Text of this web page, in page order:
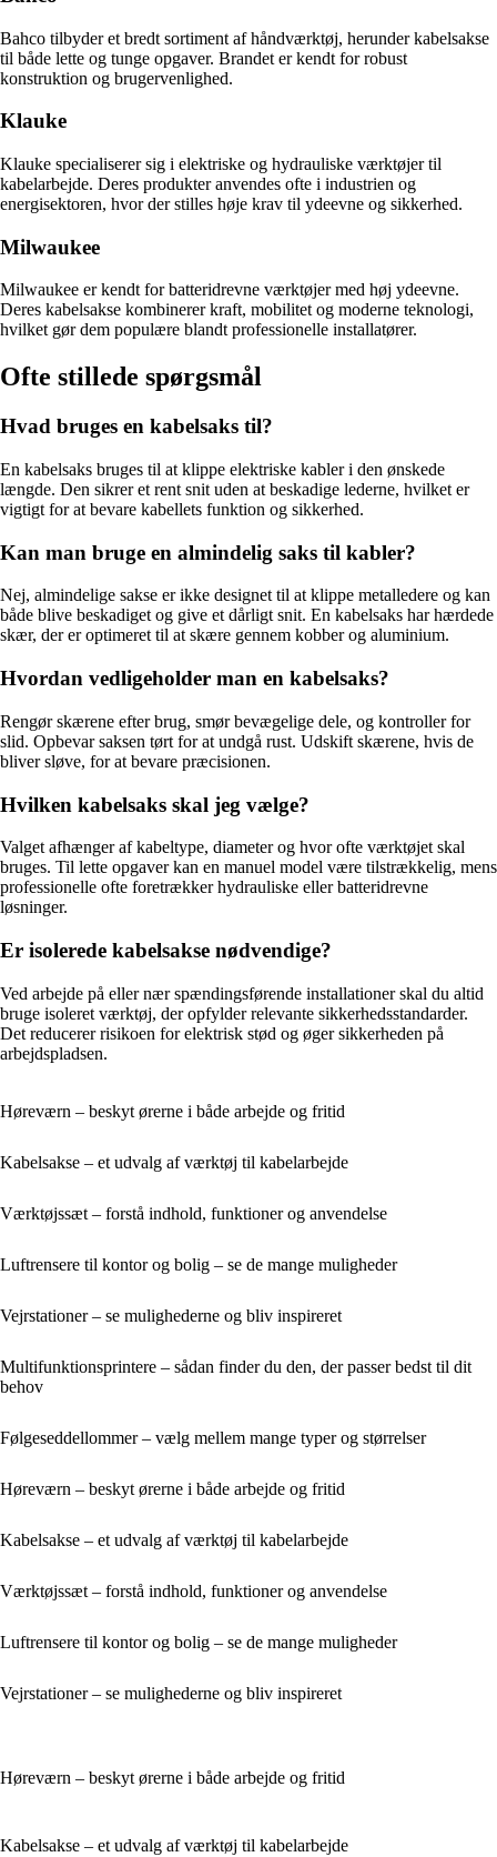
Bahco tilbyder et bredt sortiment af håndværktøj, herunder kabelsakse
til både lette og tunge opgaver. Brandet er kendt for robust
konstruktion og brugervenlighed.
Klauke
Klauke specialiserer sig i elektriske og hydrauliske værktøjer til
kabelarbejde. Deres produkter anvendes ofte i industrien og
energisektoren, hvor der stilles høje krav til ydeevne og sikkerhed.
Milwaukee
Milwaukee er kendt for batteridrevne værktøjer med høj ydeevne.
Deres kabelsakse kombinerer kraft, mobilitet og moderne teknologi,
hvilket gør dem populære blandt professionelle installatører.
Ofte stillede spørgsmål
Hvad bruges en kabelsaks til?
En kabelsaks bruges til at klippe elektriske kabler i den ønskede
længde. Den sikrer et rent snit uden at beskadige lederne, hvilket er
vigtigt for at bevare kabellets funktion og sikkerhed.
Kan man bruge en almindelig saks til kabler?
Nej, almindelige sakse er ikke designet til at klippe metalledere og kan
både blive beskadiget og give et dårligt snit. En kabelsaks har hærdede
skær, der er optimeret til at skære gennem kobber og aluminium.
Hvordan vedligeholder man en kabelsaks?
Rengør skærene efter brug, smør bevægelige dele, og kontroller for
slid. Opbevar saksen tørt for at undgå rust. Udskift skærene, hvis de
bliver sløve, for at bevare præcisionen.
Hvilken kabelsaks skal jeg vælge?
Valget afhænger af kabeltype, diameter og hvor ofte værktøjet skal
bruges. Til lette opgaver kan en manuel model være tilstrækkelig, mens
professionelle ofte foretrækker hydrauliske eller batteridrevne
løsninger.
Er isolerede kabelsakse nødvendige?
Ved arbejde på eller nær spændingsførende installationer skal du altid
bruge isoleret værktøj, der opfylder relevante sikkerhedsstandarder.
Det reducerer risikoen for elektrisk stød og øger sikkerheden på
arbejdspladsen.
Høreværn – beskyt ørerne i både arbejde og fritid
Kabelsakse – et udvalg af værktøj til kabelarbejde
Værktøjssæt – forstå indhold, funktioner og anvendelse
Luftrensere til kontor og bolig – se de mange muligheder
Vejrstationer – se mulighederne og bliv inspireret
Multifunktionsprintere – sådan finder du den, der passer bedst til dit
behov
Følgeseddellommer – vælg mellem mange typer og størrelser
Høreværn – beskyt ørerne i både arbejde og fritid
Kabelsakse – et udvalg af værktøj til kabelarbejde
Værktøjssæt – forstå indhold, funktioner og anvendelse
Luftrensere til kontor og bolig – se de mange muligheder
Vejrstationer – se mulighederne og bliv inspireret
Høreværn – beskyt ørerne i både arbejde og fritid
Kabelsakse – et udvalg af værktøj til kabelarbejde